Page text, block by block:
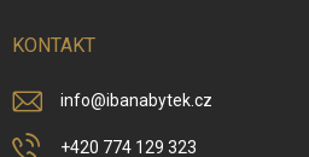
KONTAKT
info@ibanabytek.cz
+420 774 129 323